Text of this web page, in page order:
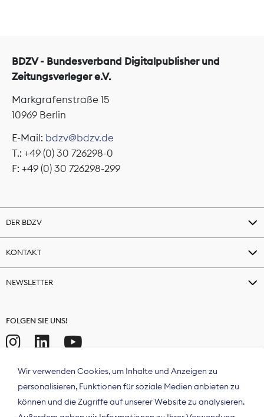
BDZV - Bundesverband Digitalpublisher und
Zeitungsverleger e.V.
Markgrafenstraße 15
10969 Berlin
E-Mail: bdzv@bdzv.de
T.: +49 (0) 30 726298-0
F: +49 (0) 30 726298-299
DER BDZV
KONTAKT
NEWSLETTER
FOLGEN SIE UNS!
Wir verwenden Cookies, um Inhalte und Anzeigen zu
personalisieren, Funktionen für soziale Medien anbieten zu
können und die Zugriffe auf unserer Website zu analysieren.